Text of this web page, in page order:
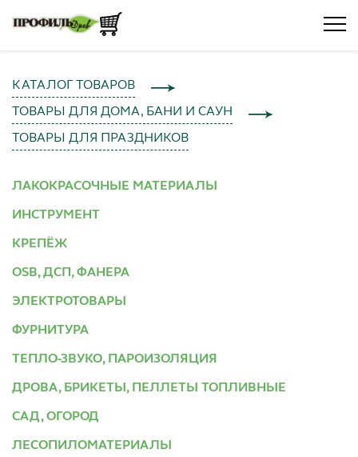
КАТАЛОГ ТОВАРОВ
ТОВАРЫ ДЛЯ ДОМА, БАНИ И САУН
ТОВАРЫ ДЛЯ ПРАЗДНИКОВ
ЛАКОКРАСОЧНЫЕ МАТЕРИАЛЫ
ИНСТРУМЕНТ
КРЕПЁЖ
OSB, ДСП, ФАНЕРА
ЭЛЕКТРОТОВАРЫ
ФУРНИТУРА
ТЕПЛО-ЗВУКО, ПАРОИЗОЛЯЦИЯ
ДРОВА, БРИКЕТЫ, ПЕЛЛЕТЫ ТОПЛИВНЫЕ
САД, ОГОРОД
ЛЕСОПИЛОМАТЕРИАЛЫ